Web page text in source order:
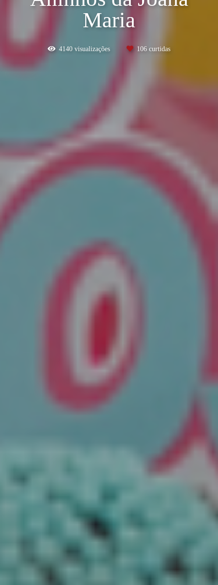
Maria
4140 visualizações 106 curtidas